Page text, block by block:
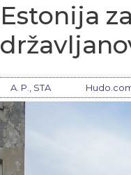
Estonija
A. P., STA